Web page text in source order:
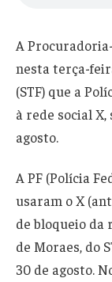
A
nesta terça-
(STF) que a
à rede social
agosto.
A PF (Polícia
usaram o X
de bloqueio da
de Moraes, do
30 de agosto.